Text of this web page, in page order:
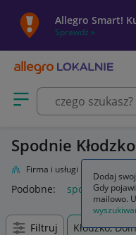
Allegro Smart!
Sprawdź »
Otwórz menu z kategoriami
Spodnie Kłodzko
Firma i usługi
Podobne: spodnie
Filtruj Kłodzko,
Dodaj
Gdy
mailowo.